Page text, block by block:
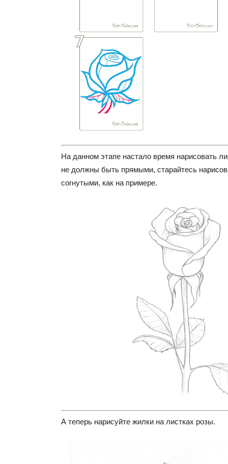
На данном этапе настало время нарисовать
не должны быть прямыми, старайтесь
согнутыми, как на примере.
А теперь нарисуйте жилки на листках розы.